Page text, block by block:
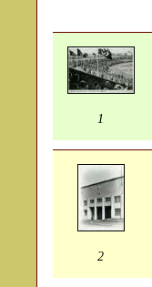
1
2